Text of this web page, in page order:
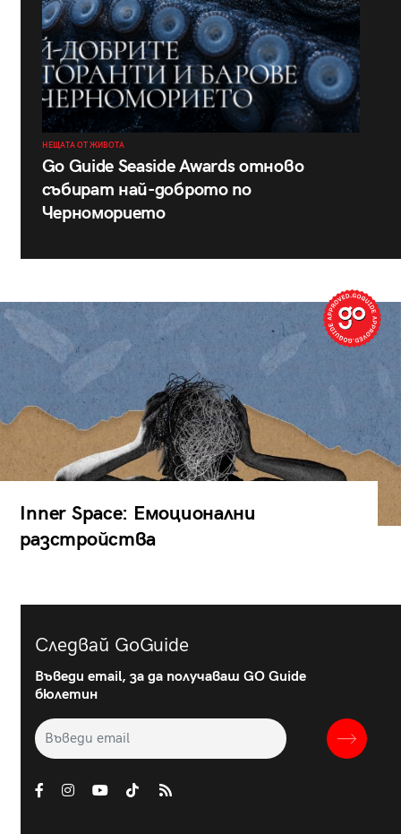
НЕЩАТА ОТ ЖИВОТА
Go Guide Seaside Awards отново
събират най-доброто по
Черноморието
Inner Space: Емоционални
разстройства
Следвай GoGuide
Въведи email, за да получаваш GO Guide
бюлетин